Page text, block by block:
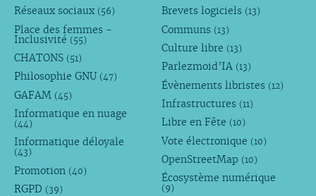
Réseaux sociaux (56)
Place des femmes -
Inclusivité (55)
CHATONS (51)
Philosophie GNU (47)
GAFAM (45)
Informatique en nuage
(44)
Informatique déloyale
(43)
Promotion (40)
RGPD (39)
Brevets logiciels (13)
Communs (13)
Culture libre (13)
Parlezmoid’IA (13)
Évènements libristes (12)
Infrastructures (11)
Libre en Fête (10)
Vote électronique (10)
OpenStreetMap (10)
Écosystème numérique
(9)